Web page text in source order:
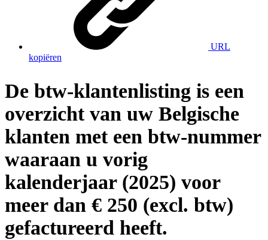
URL
kopiëren
De btw-klantenlisting is een
overzicht van uw Belgische
klanten met een btw-nummer
waaraan u vorig
kalenderjaar (2025) voor
meer dan € 250 (excl. btw)
gefactureerd heeft.